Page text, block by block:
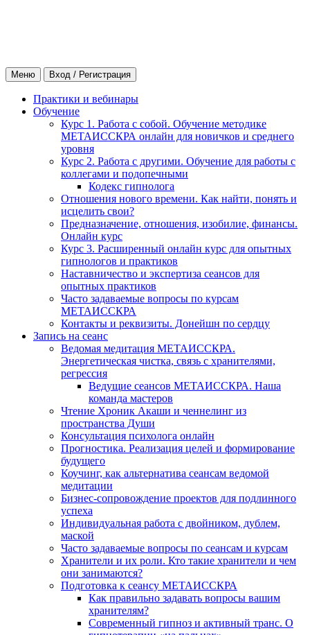
Меню Вход / Регистрация
Практики и вебинары
Обучение
Курс 1. Работа с собой. Обучение методике
МЕТАИССКРА онлайн для новичков и среднего
уровня
Курс 2. Работа с другими. Обучение для работы с
коллегами и подопечными
Кодекс гипнолога
Отношения нового времени. Как найти, понять и
исцелить свои?
Предназначение, отношения, изобилие, финансы.
Онлайн курс
Курс 3. Расширенный онлайн курс для опытных
гипнологов и практиков
Наставничество и экспертиза сеансов для
опытных практиков
Часто задаваемые вопросы по курсам
МЕТАИССКРА
Контакты и реквизиты. Донейшн по сердцу
Запись на сеанс
Ведомая медитация МЕТАИССКРА.
Энергетическая чистка, связь с хранителями,
регрессия
Ведущие сеансов МЕТАИССКРА. Наша
команда мастеров
Чтение Хроник Акаши и ченнелинг из
пространства Души
Консультация психолога онлайн
Прогностика. Реализация целей и формирование
будущего
Коучинг, как альтернатива сеансам ведомой
медитации
Бизнес-сопровождение проектов для подлинного
успеха
Индивидуальная работа с двойником, дублем,
маской
Часто задаваемые вопросы по сеансам и курсам
Хранители и их роли. Кто такие хранители и чем
они занимаются?
Подготовка к сеансу МЕТАИССКРА
Как правильно задавать вопросы вашим
хранителям?
Современный гипноз и активный транс. О